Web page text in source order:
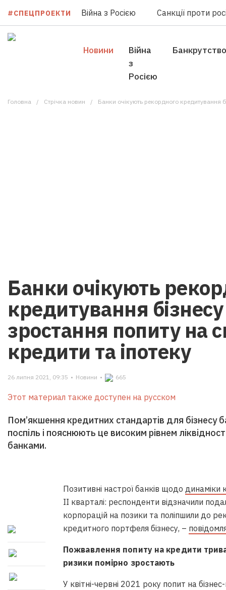
#СПЕЦПРОЕКТИ Війна з Росією Санкції проти
Новини
Війна
з
Росією
Банкрутство
Головна Стрічка новин Банки очікують рекордного кредитування бізнесу і
Банки очікують
кредитування
зростання попиту на
кредити та іпотеку
26 липня 2021, 09:35 • Новини • 665
Этот материал также доступен на русском
Пом’якшення кредитних стандартів для бізнесу
поспіль і пояснюють це високим рівнем
банками.
Позитивні настрої банків щодо динаміки
ІІ кварталі: респонденти відзначили
корпорацій на позики та поліпшили до
кредитного портфеля бізнесу, –
Пожвавлення попиту на кредити
ризики помірно зростають
У квітні-червні 2021 року попит на